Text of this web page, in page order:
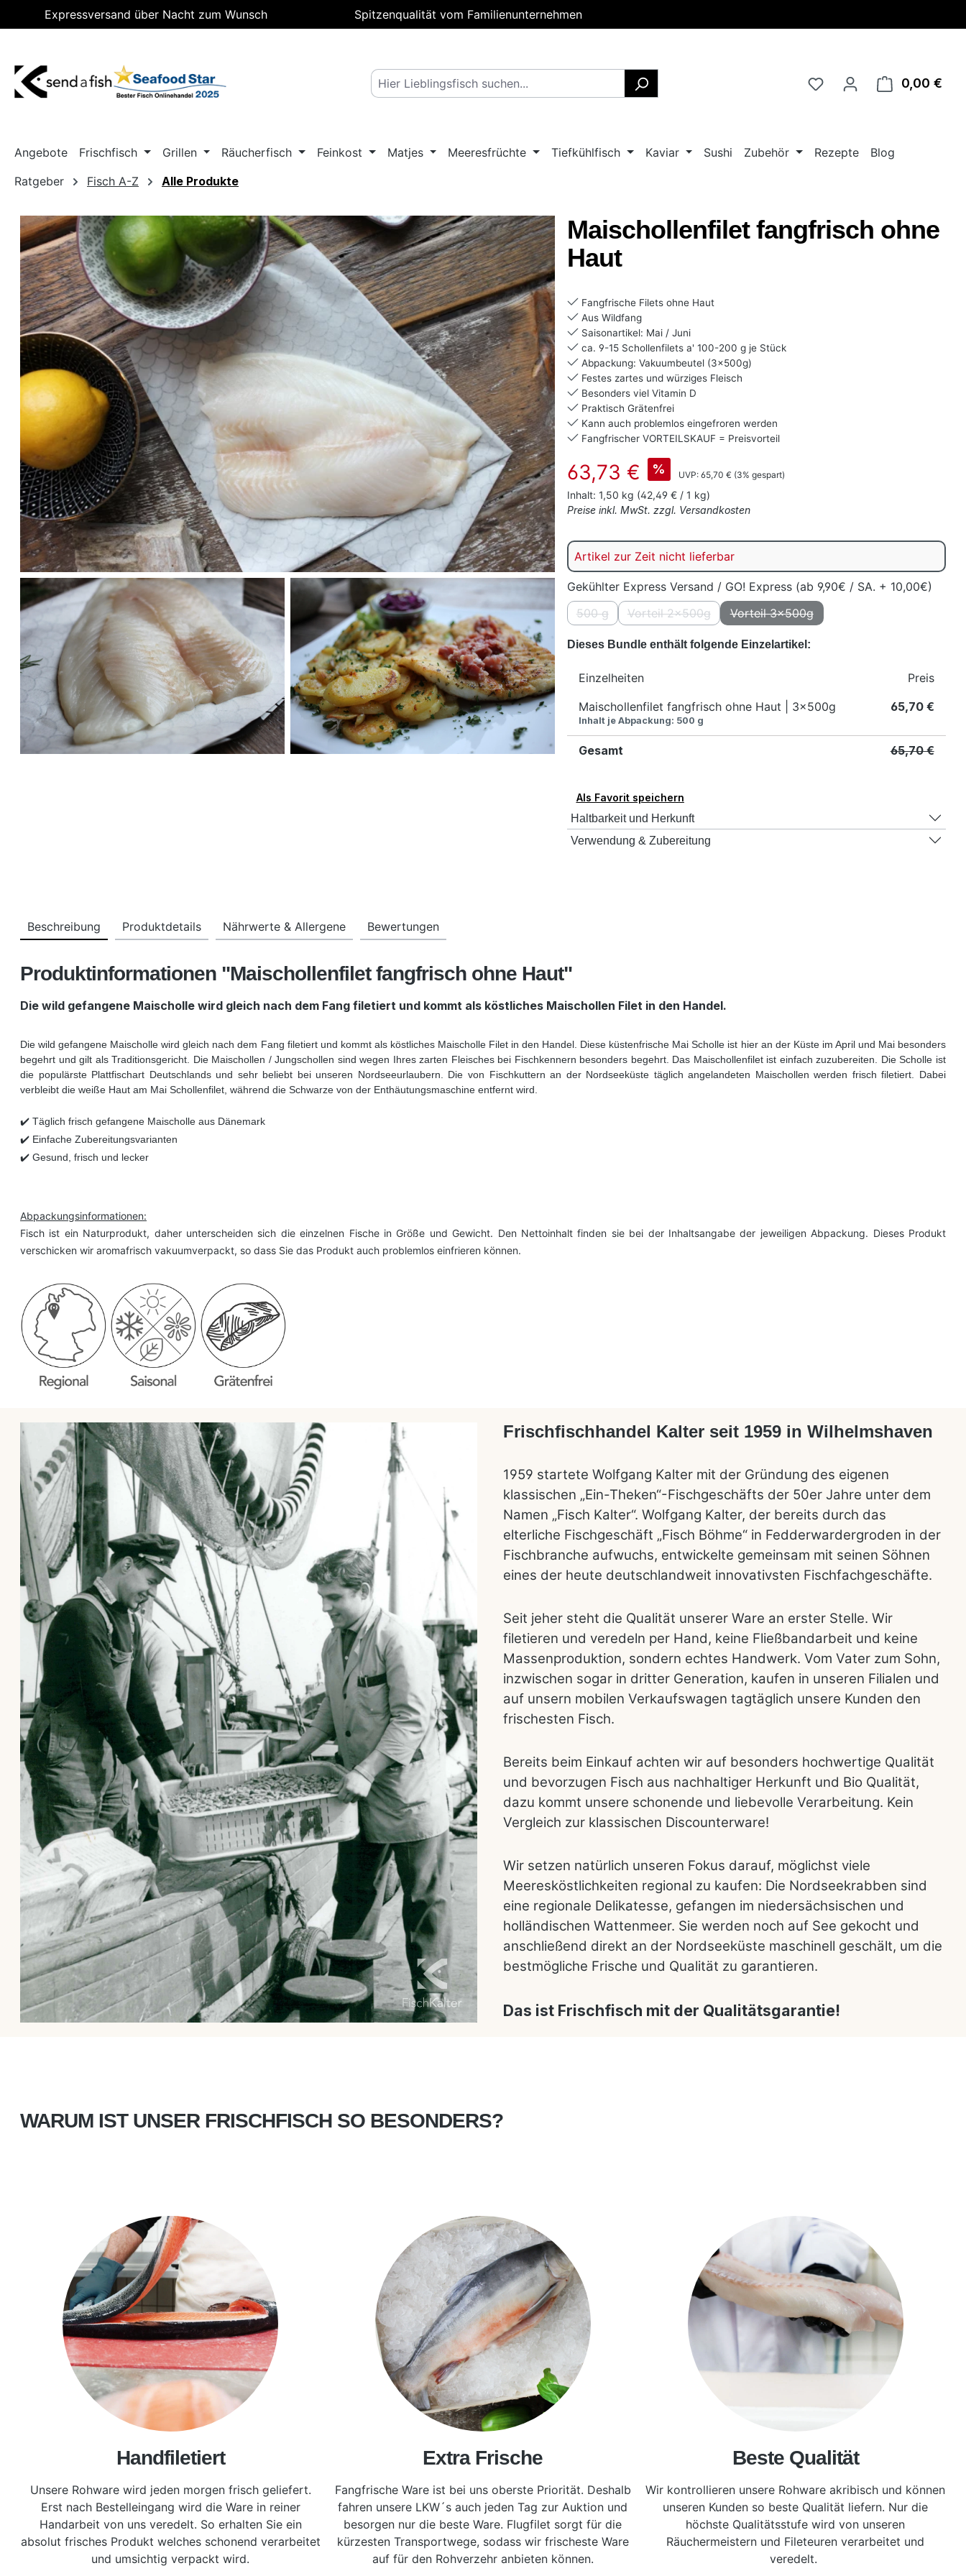
Hauptinhalt springen
Zur Suche springen
Zur Hauptnavigation springen
Expressversand über Nacht zum Wunsch
Spitzenqualität vom Familienunternehmen
0,00 €
Angebote Frischfisch Grillen Räucherfisch Feinkost Matjes Meeresfrüchte Tiefkühlfisch Kaviar Sushi Zubehör Rezepte
Blog
Ratgeber
Fisch A-Z Alle Produkte
Maischollenfilet fangfrisch ohne
Haut
Fangfrische Filets ohne Haut
Aus Wildfang
Saisonartikel: Mai / Juni
ca. 9-15 Schollenfilets a' 100-200 g je Stück
Abpackung: Vakuumbeutel (3x500g)
Festes zartes und würziges Fleisch
Besonders viel Vitamin D
Praktisch Grätenfrei
Kann auch problemlos eingefroren werden
Fangfrischer VORTEILSKAUF = Preisvorteil
Verkaufspreis:
63,73 € % UVP: Regulärer Preis:
65,70 € (3% gespart)
Inhalt: 1,50 kg (42,49 € / 1 kg)
Preise inkl. MwSt. zzgl. Versandkosten
Artikel zur Zeit nicht lieferbar
Gekühlter Express Versand / GO! Express (ab 9,90€ / SA. + 10,00€)
500 g
(Diese Option ist zurzeit nicht verfügbar.)
Vorteil 2x500g
(Diese Option ist zurzeit nicht verfügbar.)
Vorteil 3x500g
(Diese Option ist zurzeit nicht verfügbar.)
Dieses Bundle enthält folgende Einzelartikel:
Einzelheiten
Preis
Maischollenfilet fangfrisch ohne Haut | 3x500g
Inhalt je Abpackung: 500 g
65,70 €
Gesamt 65,70 €
Als Favorit speichern
Haltbarkeit und Herkunft
Verwendung & Zubereitung
Beschreibung Produktdetails Nährwerte & Allergene Bewertungen
Produktinformationen "Maischollenfilet fangfrisch ohne Haut"
Die wild gefangene Maischolle wird gleich nach dem Fang filetiert und kommt als köstliches Maischollen Filet in den Handel.
Die wild gefangene Maischolle wird gleich nach dem Fang filetiert und kommt als köstliches Maischolle Filet in den Handel. Diese küstenfrische Mai Scholle ist hier an der Küste im April und Mai besonders
begehrt und gilt als Traditionsgericht. Die Maischollen / Jungschollen sind wegen Ihres zarten Fleisches bei Fischkennern besonders begehrt. Das Maischollenfilet ist einfach zuzubereiten. Die Scholle ist
die populärste Plattfischart Deutschlands und sehr beliebt bei unseren Nordseeurlaubern. Die von Fischkuttern an der Nordseeküste täglich angelandeten Maischollen werden frisch filetiert. Dabei
verbleibt die weiße Haut am Mai Schollenfilet, während die Schwarze von der Enthäutungsmaschine entfernt wird.
✔️ Täglich frisch gefangene Maischolle aus Dänemark
✔️ Einfache Zubereitungsvarianten
✔️ Gesund, frisch und lecker
Abpackungsinformationen:
Fisch ist ein Naturprodukt, daher unterscheiden sich die einzelnen Fische in Größe und Gewicht. Den Nettoinhalt finden sie bei der Inhaltsangabe der jeweiligen Abpackung. Dieses Produkt
verschicken wir aromafrisch vakuumverpackt, so dass Sie das Produkt auch problemlos einfrieren können.
Frischfischhandel Kalter seit 1959 in Wilhelmshaven
1959 startete Wolfgang Kalter mit der Gründung des eigenen
klassischen „Ein-Theken“-Fischgeschäfts der 50er Jahre unter dem
Namen „Fisch Kalter“. Wolfgang Kalter, der bereits durch das
elterliche Fischgeschäft „Fisch Böhme“ in Fedderwardergroden in der
Fischbranche aufwuchs, entwickelte gemeinsam mit seinen Söhnen
eines der heute deutschlandweit innovativsten Fischfachgeschäfte.
Seit jeher steht die Qualität unserer Ware an erster Stelle. Wir
filetieren und veredeln per Hand, keine Fließbandarbeit und keine
Massenproduktion, sondern echtes Handwerk. Vom Vater zum Sohn,
inzwischen sogar in dritter Generation, kaufen in unseren Filialen und
auf unsern mobilen Verkaufswagen tagtäglich unsere Kunden den
frischesten Fisch.
Bereits beim Einkauf achten wir auf besonders hochwertige Qualität
und bevorzugen Fisch aus nachhaltiger Herkunft und Bio Qualität,
dazu kommt unsere schonende und liebevolle Verarbeitung. Kein
Vergleich zur klassischen Discounterware!
Wir setzen natürlich unseren Fokus darauf, möglichst viele
Meeresköstlichkeiten regional zu kaufen: Die Nordseekrabben sind
eine regionale Delikatesse, gefangen im niedersächsischen und
holländischen Wattenmeer. Sie werden noch auf See gekocht und
anschließend direkt an der Nordseeküste maschinell geschält, um die
bestmögliche Frische und Qualität zu garantieren.
Das ist Frischfisch mit der Qualitätsgarantie!
WARUM IST UNSER FRISCHFISCH SO BESONDERS?
Handfiletiert
Unsere Rohware wird jeden morgen frisch geliefert.
Erst nach Bestelleingang wird die Ware in reiner
Handarbeit von uns veredelt. So erhalten Sie ein
absolut frisches Produkt welches schonend verarbeitet
und umsichtig verpackt wird.
Extra Frische
Fangfrische Ware ist bei uns oberste Priorität. Deshalb
fahren unsere LKW´s auch jeden Tag zur Auktion und
besorgen nur die beste Ware. Flugfilet sorgt für die
kürzesten Transportwege, sodass wir frischeste Ware
auf für den Rohverzehr anbieten können.
Beste Qualität
Wir kontrollieren unsere Rohware akribisch und können
unseren Kunden so beste Qualität liefern. Nur die
höchste Qualitätsstufe wird von unseren
Räuchermeistern und Fileteuren verarbeitet und
veredelt.